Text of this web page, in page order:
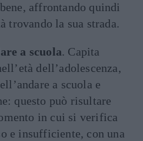
affrontando quindi
trovando la sua strada.
a scuola. Capita
dell’adolescenza,
a scuola e
questo può risultare
in cui si verifica
e insufficiente, con una